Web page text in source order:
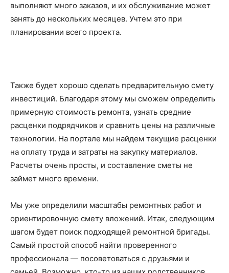
выполняют много заказов, и их обслуживание может
занять до нескольких месяцев. Учтем это при
планировании всего проекта.
Также будет хорошо сделать предварительную смету
инвестиций. Благодаря этому мы сможем определить
примерную стоимость ремонта, узнать средние
расценки подрядчиков и сравнить цены на различные
технологии. На портале мы найдем текущие расценки
на оплату труда и затраты на закупку материалов.
Расчеты очень просты, и составление сметы не
займет много времени.
Мы уже определили масштабы ремонтных работ и
ориентировочную смету вложений. Итак, следующим
шагом будет поиск подходящей ремонтной бригады.
Самый простой способ найти проверенного
профессионала — посоветоваться с друзьями и